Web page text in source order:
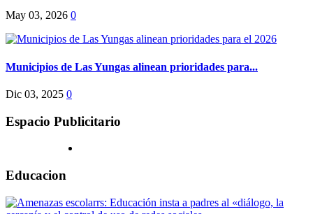
May 03, 2026 0
Municipios de Las Yungas alinean prioridades para...
Dic 03, 2025 0
Espacio Publicitario
Educacion